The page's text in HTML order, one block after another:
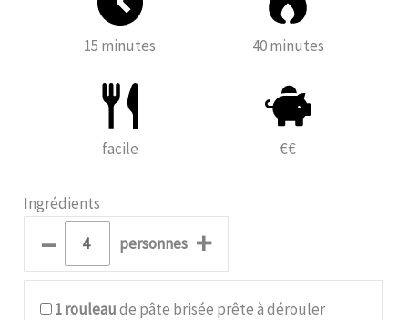
15 minutes 40 minutes
facile €€
Ingrédients
– personnes +
1rouleaude pâte brisée prête à dérouler